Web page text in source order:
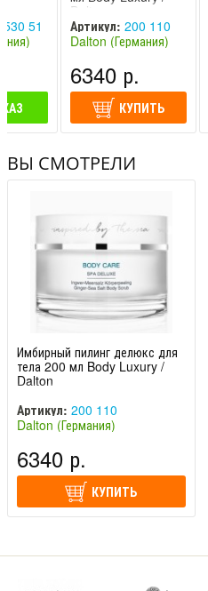
51
Dalton
Артикул: 200 110
Dalton (Германия)
6340 р.
КУПИТЬ
ВЫ СМОТРЕЛИ
Имбирный пилинг делюкс для
тела 200 мл Body Luxury /
Dalton
Артикул: 200 110
Dalton (Германия)
6340 р.
КУПИТЬ